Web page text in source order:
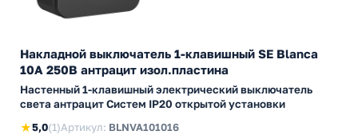
Накладной выключатель 1-клавишный SE Blanca
10А 250В антрацит изол.пластина
Настенный 1-клавишный электрический выключатель
света антрацит Cистем IP20 открытой установки
★5,0(1)Артикул: BLNVA101016